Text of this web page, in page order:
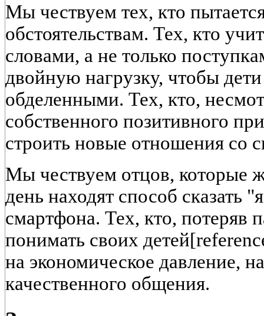
Мы чествуем тех, кто
обстоятельствам. Тех, кто
словами, а не только
двойную нагрузку, чтобы
обделенными. Тех, кто,
собственного позитивного
строить новые отношения со
Мы чествуем отцов, которые
день находят способ сказать
смартфона. Тех, кто, потеряв
понимать своих
на экономическое давление,
качественного общения.